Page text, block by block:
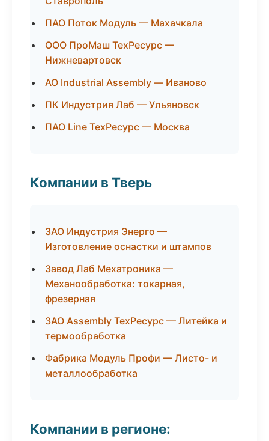
ПАО Поток Модуль — Махачкала
ООО ПроМаш ТехРесурс —
Нижневартовск
АО Industrial Assembly — Иваново
ПК Индустрия Лаб — Ульяновск
ПАО Line ТехРесурс — Москва
Компании в Тверь
ЗАО Индустрия Энерго —
Изготовление оснастки и штампов
Завод Лаб Мехатроника —
Механообработка: токарная,
фрезерная
ЗАО Assembly ТехРесурс — Литейка и
термообработка
Фабрика Модуль Профи — Листо- и
металлообработка
Компании в регионе: